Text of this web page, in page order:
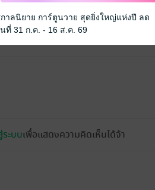
ระบบเพื่อแสดงความคิดเห็นได้จ้า
กาลนิยาย การ์ตูนวาย สุดยิ่งใหญ่แห่งปี ลด
ที่ 31 ก.ค. - 16 ส.ค. 69